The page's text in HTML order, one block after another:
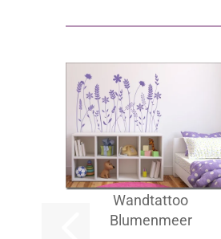
Wandtattoo
Blumenmeer